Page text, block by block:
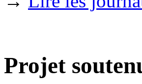
Projet